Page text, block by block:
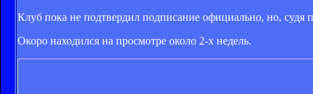
Клуб пока не подтвердил подписание официально, но, судя
Окоро находился на просмотре около 2-х недель.